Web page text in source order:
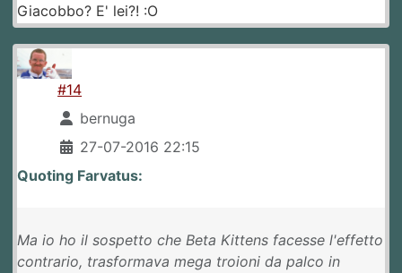
Giacobbo? E' lei?! :O
#14
bernuga
27-07-2016 22:15
Quoting Farvatus:
Ma io ho il sospetto che Beta Kittens facesse l'effetto
contrario, trasformava mega troioni da palco in